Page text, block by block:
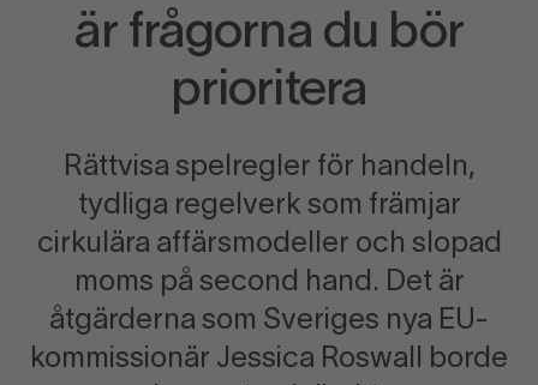
är frågorna du bör
prioritera
Rättvisa spelregler för handeln,
tydliga regelverk som främjar
cirkulära affärsmodeller och slopad
moms på second hand. Det är
åtgärderna som Sveriges nya EU-
kommissionär Jessica Roswall borde